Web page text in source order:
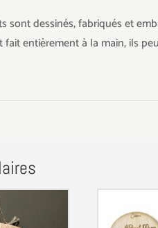
sont dessinés, fabriqués et
fait entièrement à la main, ils